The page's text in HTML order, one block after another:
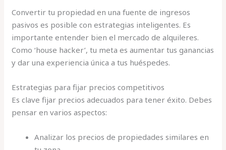
Convertir tu propiedad en una fuente de ingresos
pasivos es posible con estrategias inteligentes. Es
importante entender bien el mercado de alquileres.
Como ‘house hacker’, tu meta es aumentar tus ganancias
y dar una experiencia única a tus huéspedes.
Estrategias para fijar precios competitivos
Es clave fijar precios adecuados para tener éxito. Debes
pensar en varios aspectos:
Analizar los precios de propiedades similares en